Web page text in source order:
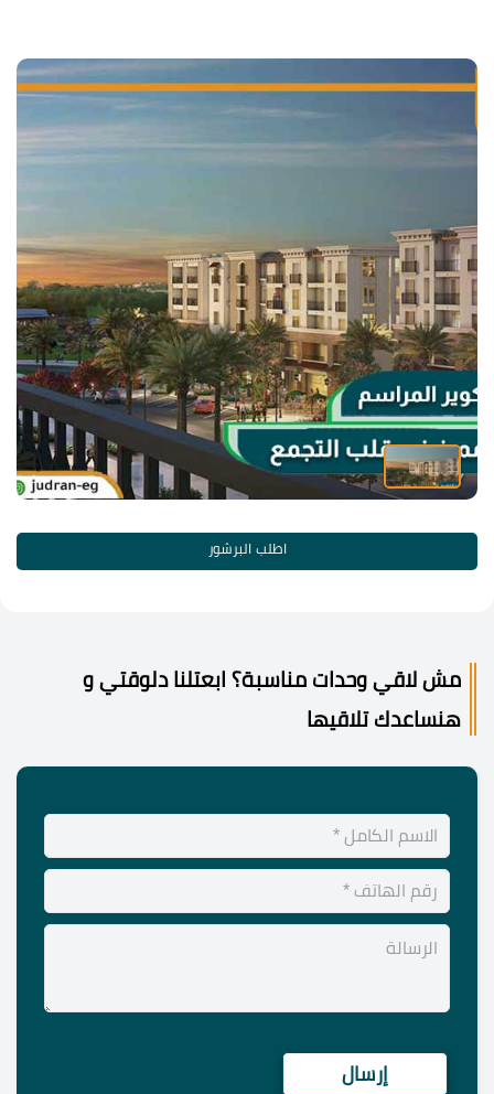
اطلب البرشور
مش لاقي وحدات مناسبة؟ ابعتلنا دلوقتي و
هنساعدك تلاقيها